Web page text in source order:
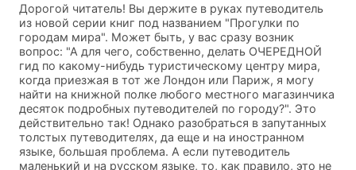
Дорогой читатель! Вы держите в руках путеводитель
из новой серии книг под названием "Прогулки по
городам мира". Может быть, у вас сразу возник
вопрос: "А для чего, собственно, делать ОЧЕРЕДНОЙ
гид по какому-нибудь туристическому центру мира,
когда приезжая в тот же Лондон или Париж, я могу
найти на книжной полке любого местного магазинчика
десяток подробных путеводителей по городу?". Это
действительно так! Однако разобраться в запутанных
толстых путеводителях, да еще и на иностранном
языке, большая проблема. А если путеводитель
маленький и на русском языке, то, как правило, это не